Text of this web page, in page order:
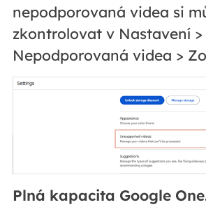
nepodporovaná videa si
zkontrolovat v Nastavení >
Nepodporovaná videa >
Plná kapacita Google